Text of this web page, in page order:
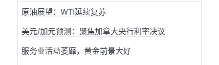
原油展望：WTI延续复苏
美元/加元预测：聚焦加拿大央行利率决议
服务业活动萎靡，黄金前景大好